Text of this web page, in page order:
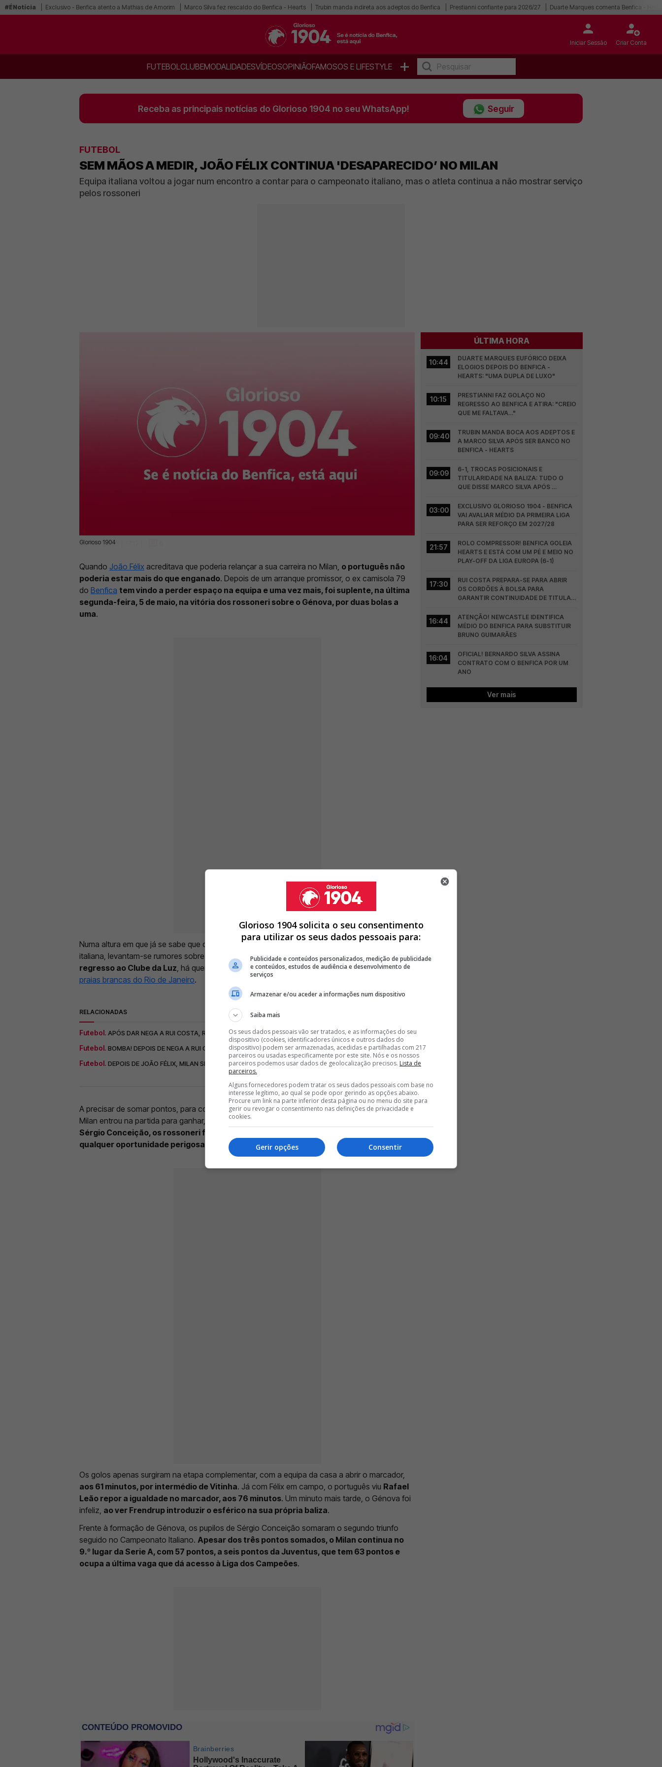
#ÉNotícia Exclusivo - Benfica atento a Mathias de Amorim Marco Silva fez rescaldo do Benfica - Hearts Trubin manda indireta aos adeptos do Benfica Prestianni confiante para 2026/27 Duarte Marques comenta Benfica -
Iniciar Sessão Criar Conta
FUTEBOLCLUBEMODALIDADESVÍDEOSOPINIÃOFAMOSOS E LIFESTYLE +
Receba as principais notícias do Glorioso 1904 no seu WhatsApp! Seguir
FUTEBOL
SEM MÃOS A MEDIR, JOÃO FÉLIX CONTINUA 'DESAPARECIDO’ NO MILAN
Equipa italiana voltou a jogar num encontro a contar para o campeonato italiano, mas o atleta continua a não mostrar serviço
pelos rossoneri
Glorioso 1904
06 Mai 2025 | 17:12 |
Quando João Félix acreditava que poderia relançar a sua carreira no Milan, o português não
poderia estar mais do que enganado. Depois de um arranque promissor, o ex camisola 79
do Benfica tem vindo a perder espaço na equipa e uma vez mais, foi suplente, na última
segunda-feira, 5 de maio, na vitória dos rossoneri sobre o Génova, por duas bolas a
uma.
Numa altura em que já se sabe que o internacional português não irá continuar na equipa
italiana, levantam-se rumores sobre o próximo destino de João Félix.Apontado a um possível
regresso ao Clube da Luz , há quem
garanta que o internacional poderá ser desviado para as
praias brancas do Rio de Janeiro.
RELACIONADAS
Futebol. APÓS DAR NEGA A RUI COSTA, RUBEN AMORIM SURPREENDE: "SOU ADEPTO DO BENFICA"
Futebol. BOMBA! DEPOIS DE NEGA A RUI COSTA, RUBEN AMORIM QUER TIRAR CENTRAL DO BENFICA
Futebol. DEPOIS DE JOÃO FÉLIX, MILAN SEGUE PISTA DE CARA CONHECIDA DO BENFICA
< >
A precisar de somar pontos, para conseguir alcançar uma vaga nas competições europeias, o
Milan entrou na partida para ganhar,
contudo, como tem sido habitual desde a chegada de
Sérgio Conceição, os rossoneri foram para o intervalo empatados a zero, sem criar
qualquer oportunidade perigosa
Os golos apenas surgiram na etapa complementar, com a equipa da casa a abrir o marcador,
aos 61 minutos, por intermédio de Vitinha. Já com Félix em campo, o português viu Rafael
Leão repor a igualdade no marcador, aos 76 minutos. Um minuto mais tarde, o Génova foi
infeliz, ao ver Frendrup introduzir o esférico na sua própria baliza.
Frente à formação de Génova, os pupilos de Sérgio Conceição somaram o segundo triunfo
seguido no Campeonato Italiano. Apesar dos três pontos somados, o Milan continua no
9.º lugar da Serie A, com 57 pontos, a seis pontos da Juventus, que tem 63 pontos e
ocupa a última vaga que dá acesso à Liga dos Campeões.
ÚLTIMA HORA
10:44
DUARTE MARQUES EUFÓRICO DEIXA
ELOGIOS DEPOIS DO BENFICA -
HEARTS: "UMA DUPLA DE LUXO"
10:15
PRESTIANNI FAZ GOLAÇO NO
REGRESSO AO BENFICA E ATIRA: "CREIO
QUE ME FALTAVA…"
09:40
TRUBIN MANDA BOCA AOS ADEPTOS E
A MARCO SILVA APÓS SER BANCO NO
BENFICA - HEARTS
09:09
6-1, TROCAS POSICIONAIS E
TITULARIDADE NA BALIZA: TUDO O
QUE DISSE MARCO SILVA APÓS
03:00
EXCLUSIVO GLORIOSO 1904 - BENFICA
VAI AVALIAR MÉDIO DA PRIMEIRA LIGA
PARA SER REFORÇO EM 2027/28
21:57
ROLO COMPRESSOR! BENFICA GOLEIA
HEARTS E ESTÁ COM UM PÉ E MEIO NO
PLAY-OFF DA LIGA EUROPA (6-1)
17:30
RUI COSTA PREPARA-SE PARA ABRIR
OS CORDÕES À BOLSA PARA
GARANTIR CONTINUIDADE DE TITULAR
16:44
ATENÇÃO! NEWCASTLE IDENTIFICA
MÉDIO DO BENFICA PARA SUBSTITUIR
BRUNO GUIMARÃES
16:04
OFICIAL! BERNARDO SILVA ASSINA
CONTRATO COM O BENFICA POR UM
ANO
Ver mais
Glorioso 1904 solicita o seu consentimento
para utilizar os seus dados pessoais para:
Publicidade e conteúdos personalizados, medição de publicidade
e conteúdos, estudos de audiência e desenvolvimento de
serviços
Armazenar e/ou aceder a informações num dispositivo
Saiba mais
Os seus dados pessoais vão ser tratados, e as informações do seu
dispositivo (cookies, identificadores únicos e outros dados do
dispositivo) podem ser armazenadas, acedidas e partilhadas com 217
parceiros ou usadas especificamente por este site. Nós e os nossos
parceiros podemos usar dados de geolocalização precisos. Lista de
parceiros.
Alguns fornecedores podem tratar os seus dados pessoais com base no
interesse legítimo, ao qual se pode opor gerindo as opções abaixo.
Procure um link na parte inferior desta página ou no menu do site para
gerir ou revogar o consentimento nas definições de privacidade e
cookies.
Consentir
Gerir opções